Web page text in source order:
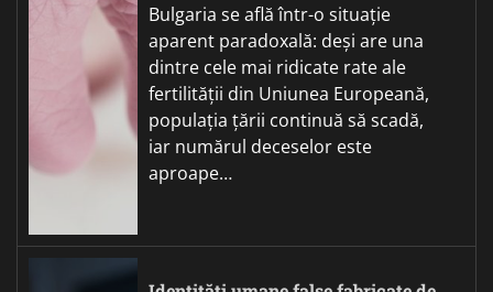
Bulgaria se află într-o situație
aparent paradoxală: deși are una
dintre cele mai ridicate rate ale
fertilității din Uniunea Europeană,
populația țării continuă să scadă,
iar numărul deceselor este
aproape…